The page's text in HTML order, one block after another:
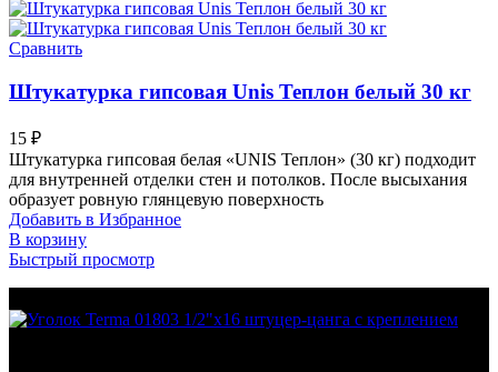
Сравнить
Штукатурка гипсовая Unis Теплон белый 30 кг
15 ₽
Штукатурка гипсовая белая «UNIS Теплон» (30 кг) подходит
для внутренней отделки стен и потолков. После высыхания
образует ровную глянцевую поверхность
Добавить в Избранное
В корзину
Быстрый просмотр